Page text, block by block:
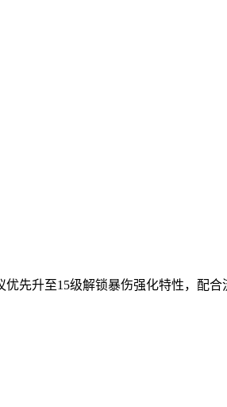
先升至15级解锁暴伤强化特性，配